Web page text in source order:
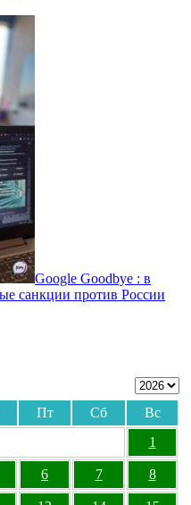
Google Goodbye : в
санкции против России
Пт Сб
Вс
1
6 7 8